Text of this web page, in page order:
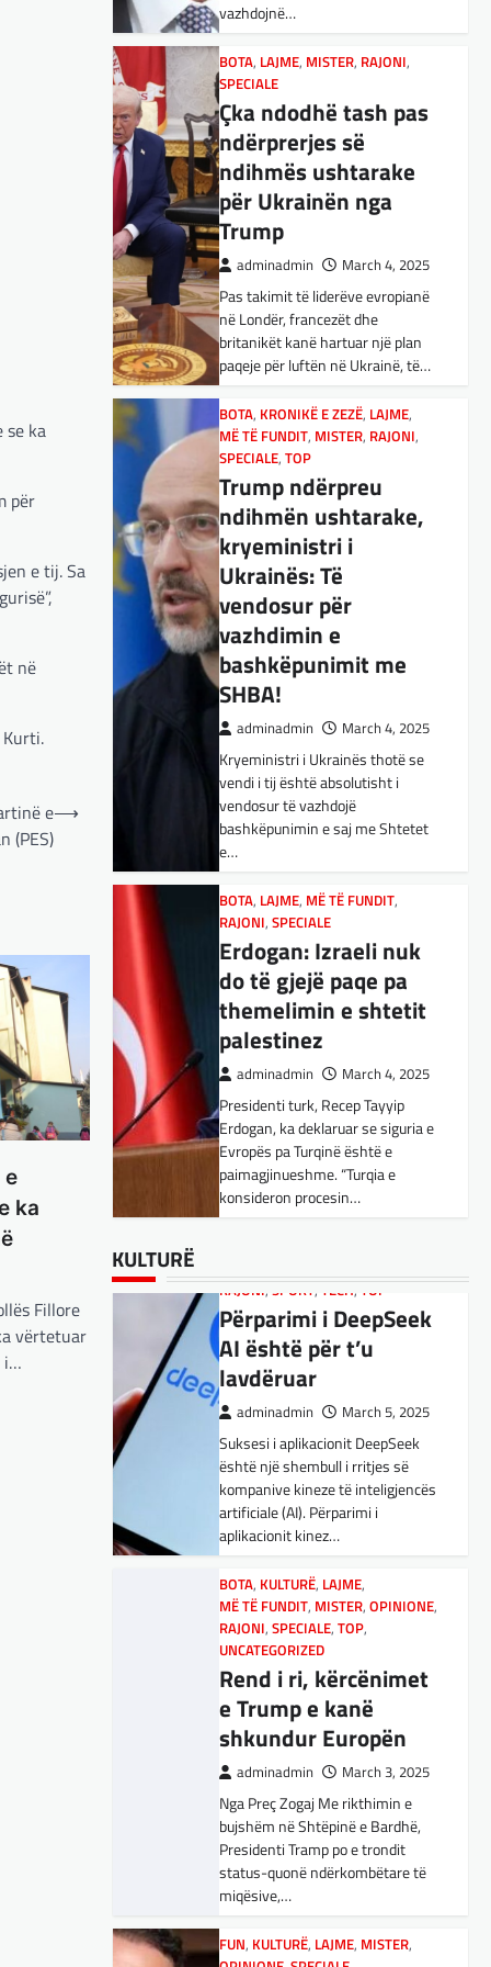
se ka
për
e tij. Sa
në
e
(PES)
⟶
e
ka
Fillore
vërtetuar
i…
vazhdojnë…
BOTA, LAJME, MISTER, RAJONI,
SPECIALE
Çka ndodhë tash pas
ndërprerjes së
ndihmës ushtarake
për Ukrainën nga
Trump
adminadmin March 4, 2025
Pas takimit të liderëve evropianë
në Londër, francezët dhe
britanikët kanë hartuar një plan
paqeje për luftën në Ukrainë, të…
BOTA, KRONIKË E ZEZË, LAJME,
MË TË FUNDIT, MISTER, RAJONI,
SPECIALE,TOP
Trump ndërpreu
ndihmën ushtarake,
kryeministri i
Ukrainës: Të
vendosur për
vazhdimin e
bashkëpunimit me
SHBA!
adminadmin March 4, 2025
Kryeministri i Ukrainës thotë se
vendi i tij është absolutisht i
vendosur të vazhdojë
bashkëpunimin e saj me Shtetet
e…
BOTA, LAJME, MË TË FUNDIT,
RAJONI,SPECIALE
Erdogan: Izraeli nuk
do të gjejë paqe pa
themelimin e shtetit
palestinez
adminadmin March 4, 2025
Presidenti turk, Recep Tayyip
Erdogan, ka deklaruar se siguria e
Evropës pa Turqinë është e
paimagjinueshme. “Turqia e
konsideron procesin…
Konkurrenti francez i
Starlink pa aksionet e
tij të trefishohen në
vlerë pasi Trump
ndaloi ndihmën për
Ukrainën
adminadmin March 5, 2025
Aksionet e ofruesit francez të
satelitëve Eutelsat u trefishuan
në vlerë gjatë dy ditëve të fundit
mes shqetësimeve se qasja…
BOTA,LAJME,MË TË FUNDIT
OPINIONE,RAJONI
Gjermani, ekspertët
sugjerojnë 400
miliardë euro për
mbrojtje
adminadmin March 4, 2025
Gjermania ndodhet aktualisht në
kulmin e përpjekjeve për krijimin e
qeverisë dhe koha nuk pret.
CDU/CSU dhe SPD po
KULTURË
Nga Preç Zogaj Me rikthimin e
Presidenti Tramp po e trondit
status-quonë ndërkombëtare të
miqësive,…
FUN,KULTURË ,LAJME,MISTER,
OPINIONE,SPECIALE
Kuvendi i Lezhës dhe
konteksti aktual
gjeopolitik i
shqiptarëve
adminadmin March 3, 2025
Kuvendi i Lezhës i vitit 1444
është një ngjarje historike që
edhe sot prodhon mesazhe
rëndësishme për kombin
shqiptar. Ky…
BOTA,KULTURË,LAJME,
MË TË FUNDIT OPINIONE ,RAJONI
SPECIALE,TOP
E megjithatë
Amerika është
opsioni më i mirë për
shqiptarët
adminadmin
Nga Dritan Hila Vështirë se
ndonjë shqiptar që ndjek sadopak
politikën e jashtme, pas takimit
Trump-Zhelenski, nuk ka
menduar: Po…
BOTA,KULTURË,LAJME,MISTER,
RAJONI,SPECIALE,TECH
Varësia nga ChatGPT
është në rritje:
Kujdes! Këto janë
pasojat e mundshme
adminadmin
Sipas studiuesve, përdoruesit që
përdorin shpesh ChatGPT për
biseda jopersonale, duke
përfshirë kërkimin e këshillave,
shpjegimet konceptuale dhe
ndihmën për…
RAJONI,SPORT, TECH, TOP
Përparimi i DeepSeek
AI është për t’u
lavdëruar
adminadmin March 5, 2025
Suksesi i aplikacionit DeepSeek
është një shembull i rritjes së
kompanive kineze të inteligjencës
artificiale (AI). Përparimi i
aplikacionit kinez…
BOTA, KULTURË, LAJME,
MË TË FUNDIT, MISTER,OPINIONE,
RAJONI,SPECIALE,TOP,
UNCATEGORIZED
Rend i ri, kërcënimet
e Trump e kanë
shkundur Europën
adminadmin March 3, 2025
Nga Preç Zogaj Me rikthimin e
bujshëm në Shtëpinë e Bardhë,
Presidenti Tramp po e trondit
status-quonë ndërkombëtare të
miqësive,…
FUN, KULTURË, LAJME, MISTER,
SPORT,VENDI
FFM pranon
kërkesën e
Shkëndija ndaj
Vardarit do të luaj të
dielën
adminadmin
2024
Shkëndija dhe Vardari do të luajnë
zyrtarisht të dielën. Vendimi ka
ardhur nga Federata e futbollit të
Maqedonisë së Veriut…
LAJME,SPORT
Ja Kush E Bindi
Presidentin E
Vllaznisë Për Të
Marrë Qatip Osmanin
adminadmin
February 20,
2024
Skuadra e njohur shqiptare e
Vllaznisë nga Shkodra, me 30
tetor në postin e trajnerit
zyrtarizoi strategun tetovar, Qatip
Osmani.…
SPORT
Goli i Leipzigut ishte i
rregullt!